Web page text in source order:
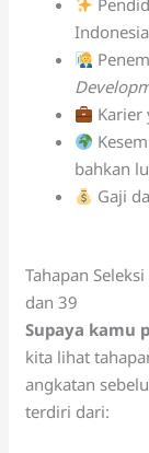
Indonesia
Karier
bahkan
Gaji
Tahapan
dan 39
Supaya kamu
kita lihat
angkatan
terdiri dari: